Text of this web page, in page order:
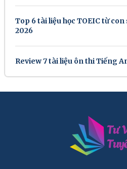
Top 6 tài liệu học TOEIC từ
2026
Review 7 tài liệu ôn thi Tiếng